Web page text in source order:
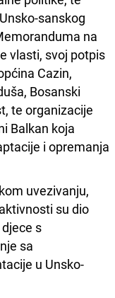
sanskog
na
vlasti, svoj potpis
Cazin,
Bosanski
te organizacije
Balkan koja
i opremanja
uvezivanju,
su dio
s
sa
u Unsko-